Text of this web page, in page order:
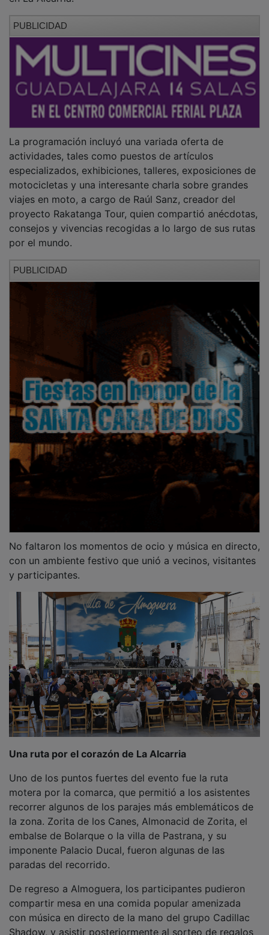
actividades, tales como puestos de artículos
especializados, exhibiciones, talleres, exposiciones de
motocicletas y una interesante charla sobre grandes
viajes en moto, a cargo de Raúl Sanz, creador del
proyecto Rakatanga Tour, quien compartió anécdotas,
consejos y vivencias recogidas a lo largo de sus rutas
por el mundo.
con un ambiente festivo que unió a vecinos, visitantes
y participantes.
motera por la comarca, que permitió a los asistentes
recorrer algunos de los parajes más emblemáticos de
la zona. Zorita de los Canes, Almonacid de Zorita, el
embalse de Bolarque o la villa de Pastrana, y su
imponente Palacio Ducal, fueron algunas de las
paradas del recorrido.
compartir mesa en una comida popular amenizada
con música en directo de la mano del grupo Cadillac
Shadow, y asistir posteriormente al sorteo de regalos